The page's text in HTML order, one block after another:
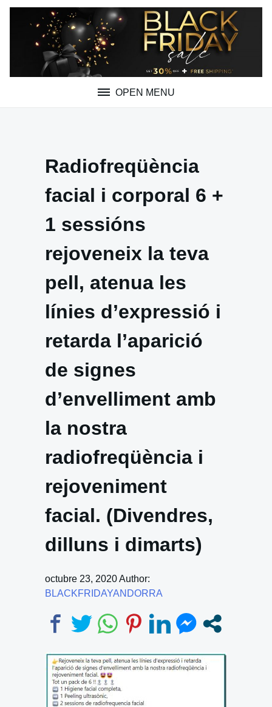
Skip
OPEN MENU
Radiofreqüència
facial i corporal 6 +
1 sessións
rejoveneix la teva
pell, atenua les
línies d’expressió i
retarda l’aparició
de signes
d’envelliment amb
la nostra
radiofreqüència i
rejoveniment
facial. (Divendres,
dilluns i dimarts)
octubre 23, 2020Author:
BLACKFRIDAYANDORRA